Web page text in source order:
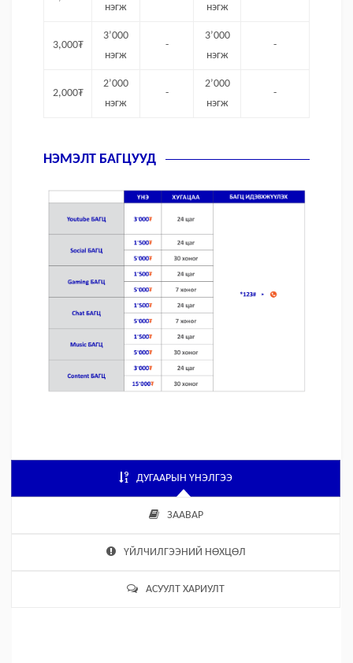
нэгж
нэгж
3,000₮
3’000
нэгж
-
3’000
нэгж
-
2,000₮
2’000
нэгж
-
2’000
нэгж
-
НЭМЭЛТ БАГЦУУД
ДУГААРЫН ҮНЭЛГЭЭ
ЗААВАР
ҮЙЛЧИЛГЭЭНИЙ НӨХЦӨЛ
АСУУЛТ ХАРИУЛТ